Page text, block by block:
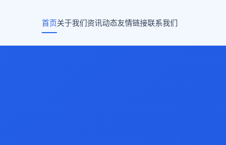
首页关于我们资讯动态友情链接联系我们